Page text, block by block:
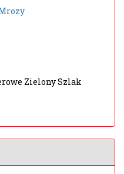
Zielony Szlak